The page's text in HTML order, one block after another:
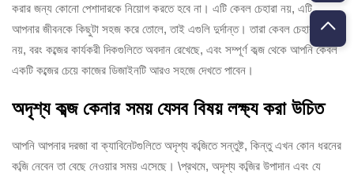
করার জন্য কোনো পেশাদারকে নিয়োগ করতে হবে না। এটি কেবল চেহারা নয়, এটি
আপনার জীবনকে কিছুটা সহজ করে তোলে, তাই এগুলি দুর্দান্ত। তারা কেবল চেহারার জন্য
নয়, বরং কব্জের কার্যকরী দিকগুলিতে অবদান রেখেছে, এবং সম্পূর্ণ কব্জ থেকে আপনি কেবল
একটি কব্জের চেয়ে কাজের ডিজাইনটি আরও সহজে দেখতে পাবেন।
অদৃশ্য কব্জ কেনার সময় যেসব বিষয় লক্ষ্য করা উচিত
আপনি আপনার দরজা বা ক্যাবিনেটগুলিতে অদৃশ্য কব্জিতে সন্তুষ্ট, কিন্তু এখন কোন ধরনের
কব্জি নেবেন তা বেছে নেওয়ার সময় এসেছে। \প্রথমে, অদৃশ্য কব্জির উপাদান এবং যে